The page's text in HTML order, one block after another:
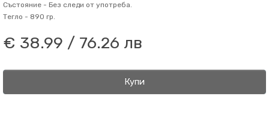
Състояние - Без следи от употреба.
Тегло - 890 гр.
€ 38.99 / 76.26 лв
Купи